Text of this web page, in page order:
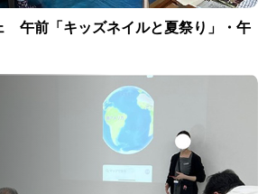
午前「キッズネイルと夏祭り」・午